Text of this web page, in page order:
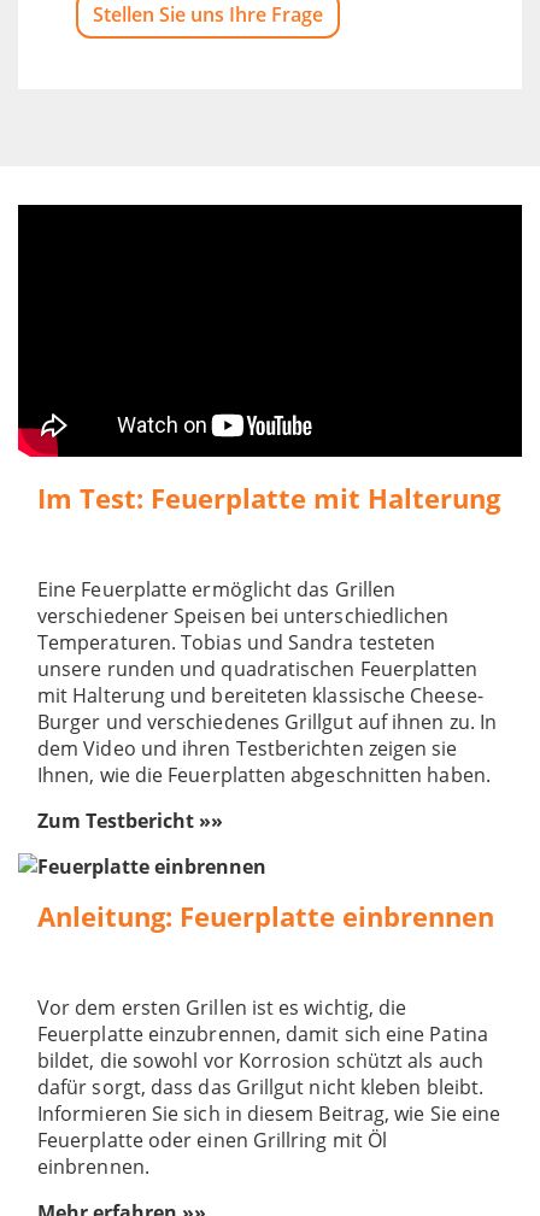
Im Test: Feuerplatte mit Halterung
Eine Feuerplatte ermöglicht das Grillen
verschiedener Speisen bei unterschiedlichen
Temperaturen. Tobias und Sandra testeten
unsere runden und quadratischen Feuerplatten
mit Halterung und bereiteten klassische Cheese-
Burger und verschiedenes Grillgut auf ihnen zu. In
dem Video und ihren Testberichten zeigen sie
Ihnen, wie die Feuerplatten abgeschnitten haben.
Zum Testbericht »»
Anleitung: Feuerplatte einbrennen
Vor dem ersten Grillen ist es wichtig, die
Feuerplatte einzubrennen, damit sich eine Patina
bildet, die sowohl vor Korrosion schützt als auch
dafür sorgt, dass das Grillgut nicht kleben bleibt.
Informieren Sie sich in diesem Beitrag, wie Sie eine
Feuerplatte oder einen Grillring mit Öl
einbrennen.
Stellen Sie uns Ihre Frage